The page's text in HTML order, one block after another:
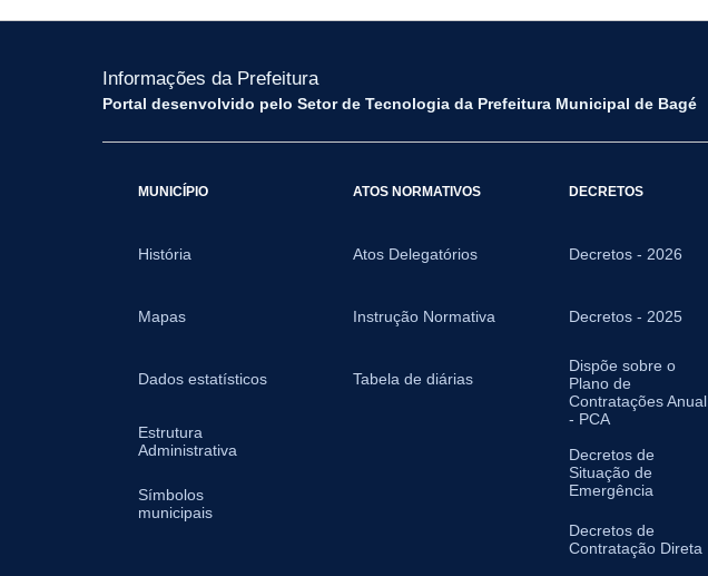
Informações da Prefeitura
Portal desenvolvido pelo Setor de Tecnologia da Prefeitura Municipal de Bagé
MUNICÍPIO
História
Mapas
Dados estatísticos
Estrutura
Administrativa
Símbolos
municipais
ATOS NORMATIVOS
Atos Delegatórios
Instrução Normativa
Tabela de diárias
DECRETOS
Decretos - 2026
Decretos - 2025
Dispõe sobre o
Plano de
Contratações Anual
- PCA
Decretos de
Situação de
Emergência
Decretos de
Contratação Direta